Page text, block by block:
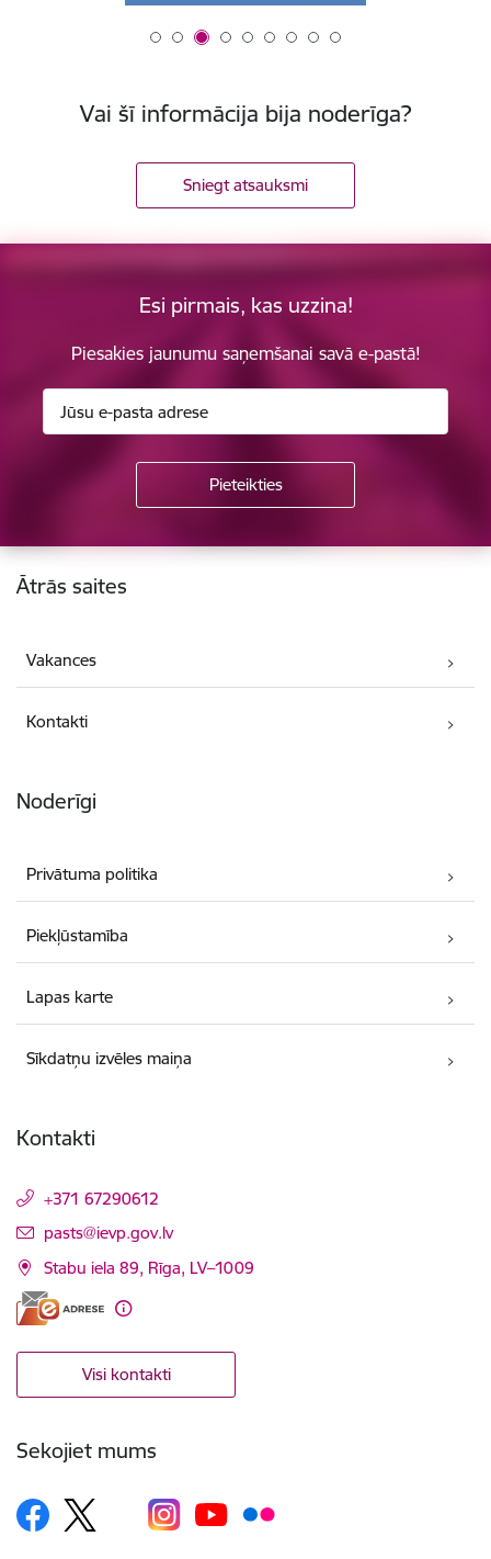
Vai šī informācija bija noderīga?
Sniegt atsauksmi
Esi pirmais, kas uzzina!
Piesakies jaunumu saņemšanai savā e-pastā!
Kājene
Ātrās saites
Vakances
Kontakti
Noderīgi
Privātuma politika
Piekļūstamība
Lapas karte
Sīkdatņu izvēles maiņa
Kontakti
+371 67290612
E-pasts:
pasts@ievp.gov.lv
Stabu iela 89, Rīga, LV–1009
Visi kontakti
Sekojiet mums